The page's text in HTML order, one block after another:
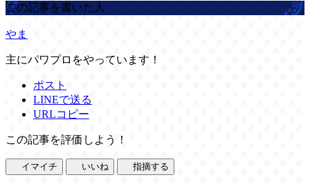
この記事を書いた人
やま
主にパワプロをやっています！
ポスト
LINEで送る
URLコピー
この記事を評価しよう！
イマイチ いいね 指摘する